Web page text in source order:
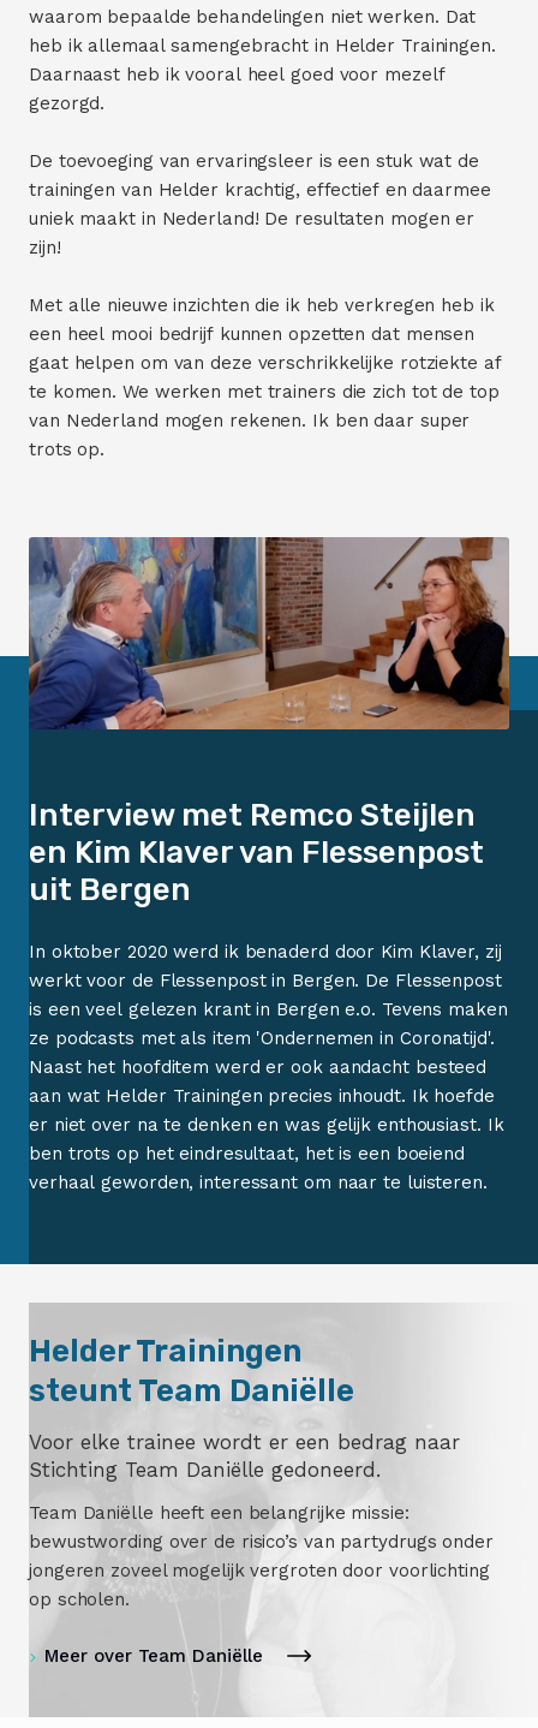
waarom bepaalde behandelingen niet werken. Dat
heb ik allemaal samengebracht in Helder Trainingen.
Daarnaast heb ik vooral heel goed voor mezelf
gezorgd.
De toevoeging van ervaringsleer is een stuk wat de
trainingen van Helder krachtig, effectief en daarmee
uniek maakt in Nederland! De resultaten mogen er
zijn!
Met alle nieuwe inzichten die ik heb verkregen heb ik
een heel mooi bedrijf kunnen opzetten dat mensen
gaat helpen om van deze verschrikkelijke rotziekte af
te komen. We werken met trainers die zich tot de top
van Nederland mogen rekenen. Ik ben daar super
trots op.
Interview met Remco Steijlen
en Kim Klaver van Flessenpost
uit Bergen
In oktober 2020 werd ik benaderd door Kim Klaver, zij
werkt voor de Flessenpost in Bergen. De Flessenpost
is een veel gelezen krant in Bergen e.o. Tevens maken
ze podcasts met als item 'Ondernemen in Coronatijd'.
Naast het hoofditem werd er ook aandacht besteed
aan wat Helder Trainingen precies inhoudt. Ik hoefde
er niet over na te denken en was gelijk enthousiast. Ik
ben trots op het eindresultaat, het is een boeiend
verhaal geworden, interessant om naar te luisteren.
Helder Trainingen
steunt Team Daniëlle
Voor elke trainee wordt er een bedrag naar
Stichting Team Daniëlle gedoneerd.
Team Daniëlle heeft een belangrijke missie:
bewustwording over de risico’s van partydrugs onder
jongeren zoveel mogelijk vergroten door voorlichting
op scholen.
Meer over Team Daniëlle